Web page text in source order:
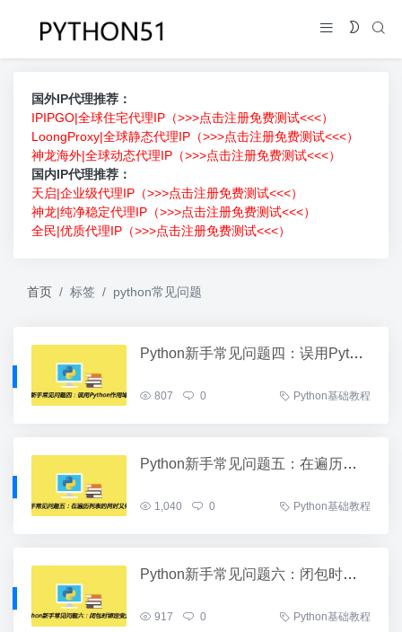
国外IP代理推荐：
IPIPGO|全球住宅代理IP（>>>点击注册免费测试<<<）
LoongProxy|全球静态代理IP（>>>点击注册免费测试<<<）
神龙海外|全球动态代理IP（>>>点击注册免费测试<<<）
国内IP代理推荐：
天启|企业级代理IP（>>>点击注册免费测试<<<）
神龙|纯净稳定代理IP（>>>点击注册免费测试<<<）
全民|优质代理IP（>>>点击注册免费测试<<<）
首页 标签 python常见问题
Python新手常见问题四：误用Python作用域的规则
807 0 Python基础教程
Python新手常见问题五：在遍历列表的同时又修改该列表
1,040 0 Python基础教程
Python新手常见问题六：闭包时绑定变量
917 0 Python基础教程